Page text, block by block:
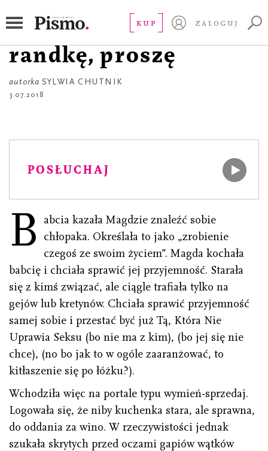
KUP ZALOGUJ
Zabierz mnie na
randkę, proszę
autorka SYLWIA CHUTNIK
3.07.2018
POSŁUCHAJ
B
abcia kazała Magdzie znaleźć sobie
chłopaka. Określała to jako „zrobienie
czegoś ze swoim życiem”. Magda kochała
babcię i chciała sprawić jej przyjemność. Starała
się z kimś związać, ale ciągle trafiała tylko na
gejów lub kretynów. Chciała sprawić przyjemność
samej sobie i przestać być już Tą, Która Nie
Uprawia Seksu (bo nie ma z kim), (bo jej się nie
chce), (no bo jak to w ogóle zaaranżować, to
kitłaszenie się po łóżku?).
Wchodziła więc na portale typu wymień-sprzedaj.
Logowała się, że niby kuchenka stara, ale sprawna,
do oddania za wino. W rzeczywistości jednak
szukała skrytych przed oczami gapiów wątków